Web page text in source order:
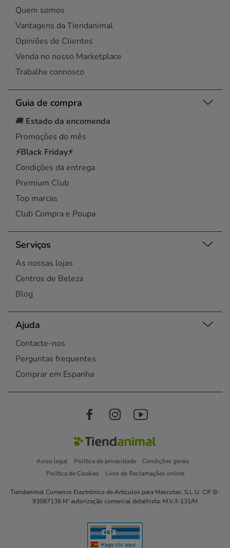
Quem somos
Vantagens da Tiendanimal
Opiniões de Clientes
Venda no nosso Marketplace
Trabalhe connosco
Guia de compra
🚚 Estado da encomenda
Promoções do mês
⚡Black Friday⚡
Condições da entrega
Premium Club
Top marcas
Club Compra e Poupa
Serviços
As nossas lojas
Centros de Beleza
Blog
Ajuda
Contacte-nos
Perguntas frequentes
Comprar em Espanha
Aviso legal Política de privacidade
Condições gerais
Política de Cookies
Livro de Reclamações online
Tiendanimal Comercio Electrónico de Artículos para Mascotas, S.L.U. CIF B-
93087138 Nº autorização comercial detalhista: M.V./I-131/M